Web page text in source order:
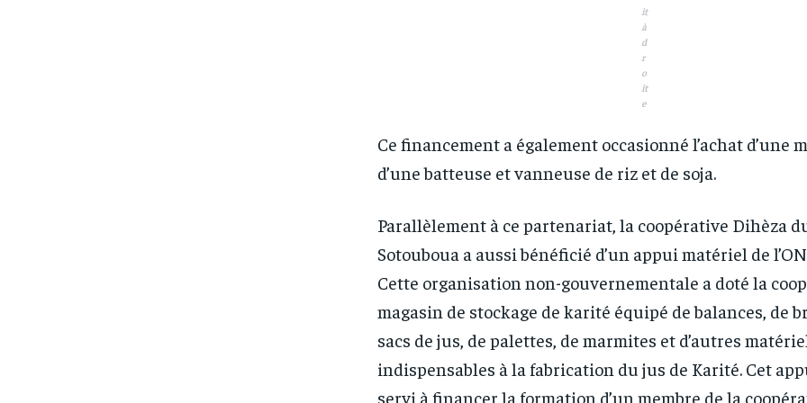
it
à
d
r
o
it
e
Ce financement a également occasionné l’achat d’une
d’une batteuse et vanneuse de riz et de soja.
Parallèlement à ce partenariat, la coopérative Dihèza
Sotouboua a aussi bénéficié d’un appui matériel de
Cette organisation non-gouvernementale a doté la
magasin de stockage de karité équipé de balances, de
sacs de jus, de palettes, de marmites et d’autres
indispensables à la fabrication du jus de Karité. Cet
servi à financer la formation d’un membre de la